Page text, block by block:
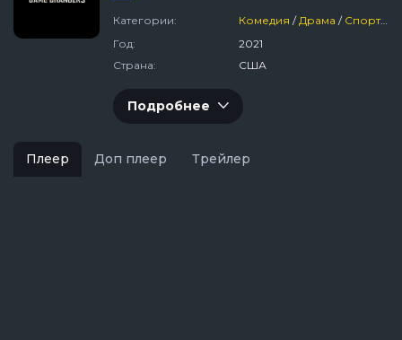
Категории: Комедия /Драма / Спортивный
Год:
2021
Страна:
США
Подробнее
Плеер Доп плеер Трейлер